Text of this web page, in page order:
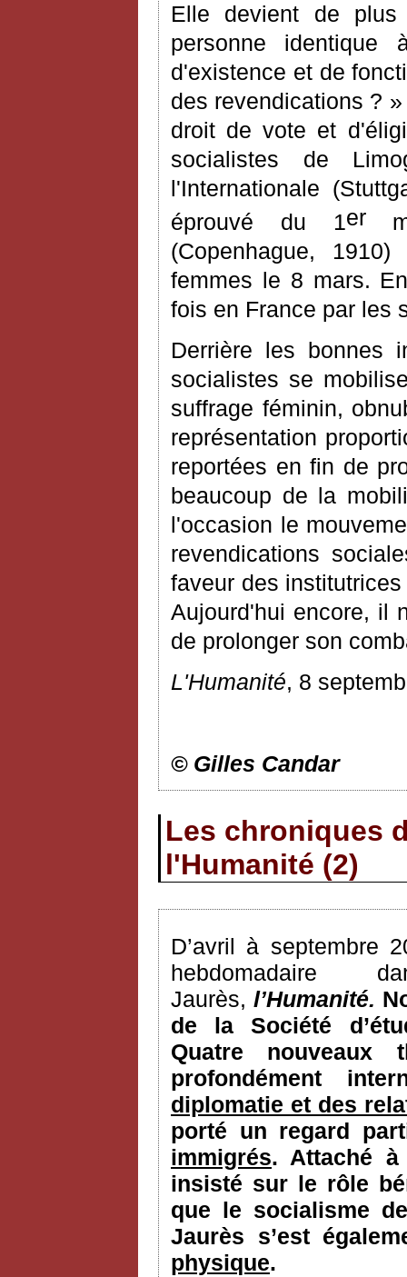
Elle devient de
personne identique
d'existence et de
des revendications ?
droit de vote et
socialistes de
l'Internationale
éprouvé du 1er
(Copenhague,
femmes le 8 mars.
fois en France par les
Derrière les bonnes
socialistes se
suffrage féminin,
représentation
reportées en fin de
beaucoup de la
l'occasion le
revendications
faveur des
Aujourd'hui encore, il
de prolonger son
L'Humanité, 8
© Gilles Candar
Les chroniques
l'Humanité (2)
D’avril à septembre
Jaurès, l’Humanité.
de la Société
Quatre
profondément
diplomatie et des
porté un regard
immigrés. Attaché à
insisté sur le rôle
que le socialisme
Jaurès s’est
physique.